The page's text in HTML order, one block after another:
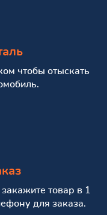
чтобы отыскать
товар в 1
для заказа.